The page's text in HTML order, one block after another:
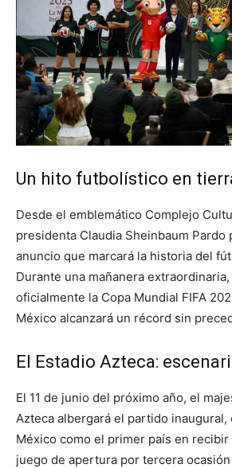
Un hito futbolístico en
Desde el emblemático Complejo
presidenta Claudia Sheinbaum Pardo
anuncio que marcará la historia del
Durante una mañanera
oficialmente la Copa Mundial FIFA
México alcanzará un récord sin
El Estadio Azteca:
El 11 de junio del próximo año, el
Azteca albergará el partido inaugural,
México como el primer país en recibir
juego de apertura por tercera